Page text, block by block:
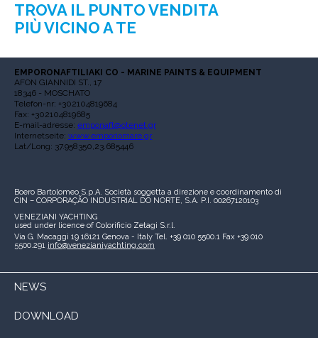
TROVA IL PUNTO VENDITA
PIÙ VICINO A TE
EMPORONAFTILIAKI CO - MARINE PAINTS & EQUIPMENT
AFON GIANNIDI ST., 17
18346 - MOSCHATO
Telefon-nr: +302104819684
Fax: +302104819685
E-mail-adresse: emponaft@otenet.gr
Internetseite: www.emporiomare.gr
Lat/Long: 37.958350,23.685446
Boero Bartolomeo S.p.A. Società soggetta a direzione e coordinamento di
CIN – CORPORAÇÃO INDUSTRIAL DO NORTE, S.A. P.I. 00267120103
VENEZIANI YACHTING
used under licence of Colorificio Zetagi S.r.l.
Via G. Macaggi 19 16121 Genova - Italy Tel. +39 010 5500.1 Fax +39 010
5500.291 info@venezianiyachting.com
NEWS
DOWNLOAD